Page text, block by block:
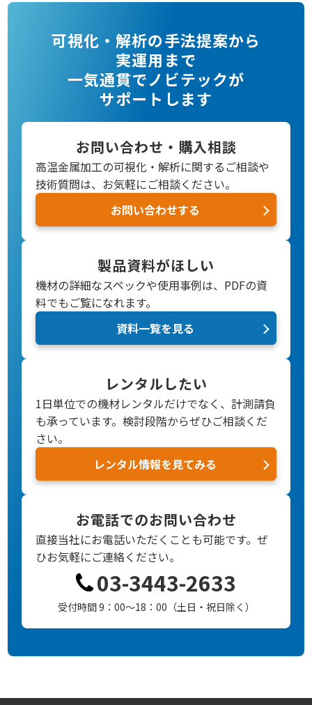
可視化・解析の手法提案から
実運用まで
一気通貫でノビテックが
サポートします
お問い合わせ・購入相談
高温金属加工の可視化・解析に関するご相談や
技術質問は、お気軽にご相談ください。
お問い合わせする
製品資料がほしい
機材の詳細なスペックや使用事例は、PDFの資
料でもご覧になれます。
資料一覧を見る
レンタルしたい
1日単位での機材レンタルだけでなく、計測請負
も承っています。検討段階からぜひご相談くだ
さい。
レンタル情報を見てみる
お電話でのお問い合わせ
直接当社にお電話いただくことも可能です。ぜ
ひお気軽にご連絡ください。
03-3443-2633
受付時間 9：00～18：00（土日・祝日除く）